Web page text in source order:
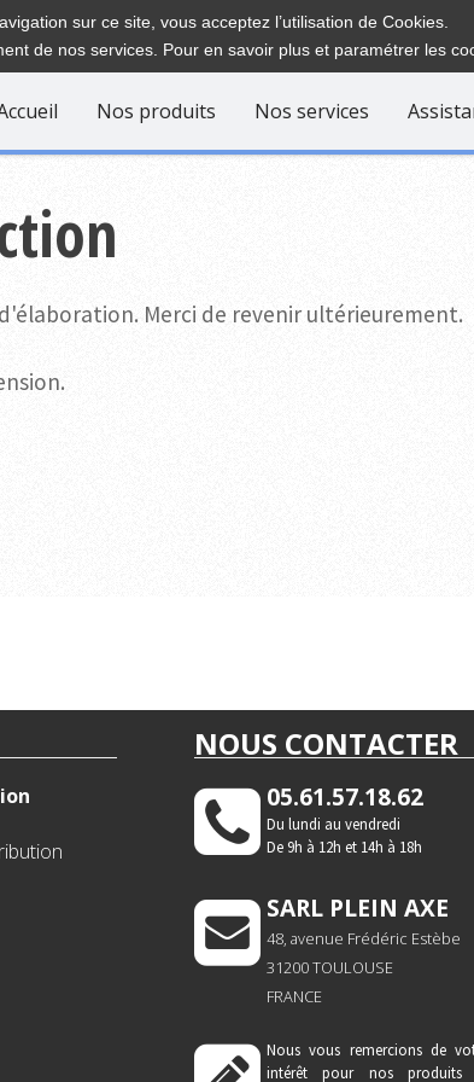
sur ce site, vous acceptez l’utilisation de Cookies.
de nos services. Pour en savoir plus et paramétrer les
Nos produits Nos services
Merci de revenir ultérieurement.
NOUS CONTACTER
05.61.57.18.62
Du lundi au vendredi
De 9h à 12h et 14h à 18h
SARL PLEIN AXE
48, avenue Frédéric Estèbe
31200 TOULOUSE
FRANCE
Nous vous remercions de
intérêt pour nos produits